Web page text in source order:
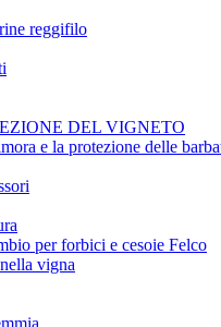
reggifilo
DEL VIGNETO
e la protezione delle
per forbici e cesoie Felco
vigna